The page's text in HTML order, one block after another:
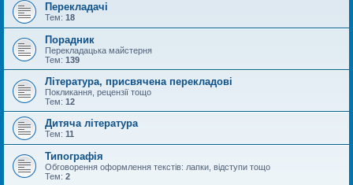
Перекладачі
Тем: 18
Порадник
Перекладацька майстерня
Тем: 139
Література, присвячена перекладові
Покликання, рецензії тощо
Тем: 12
Дитяча література
Тем: 11
Типографія
Обговорення оформлення текстів: лапки, відступи тощо
Тем: 2